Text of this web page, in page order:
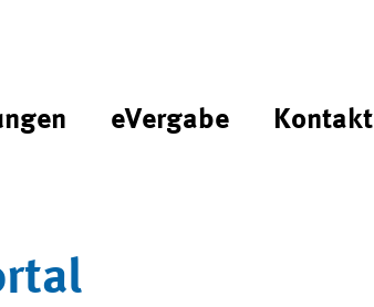
eVergabe Kontakt